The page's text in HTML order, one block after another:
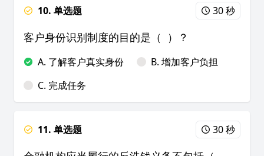
10. 单选题 30 秒
客户身份识别制度的目的是（ ）？
A. 了解客户真实身份
B. 增加客户负担
C. 完成任务
11. 单选题 30 秒